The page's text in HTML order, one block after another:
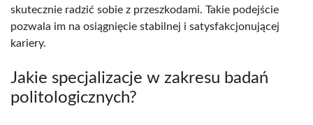
skutecznie radzić sobie z przeszkodami. Takie podejście
pozwala im na osiągnięcie stabilnej i satysfakcjonującej
kariery.
Jakie specjalizacje w zakresu badań
politologicznych?